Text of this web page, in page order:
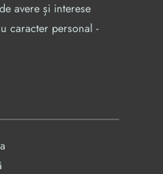
avere și interese
caracter personal -